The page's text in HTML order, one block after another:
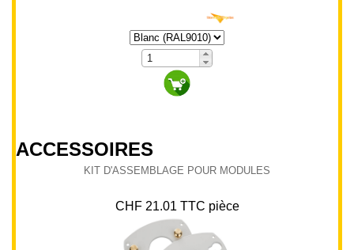
KIT D'ASSEMBLAGE POUR MODULES
CHF 21.01 TTC pièce